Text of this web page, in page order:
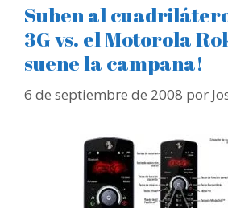
Suben al
3G vs. el Motorola
suene la campana!
6 de septiembre de 2008 por